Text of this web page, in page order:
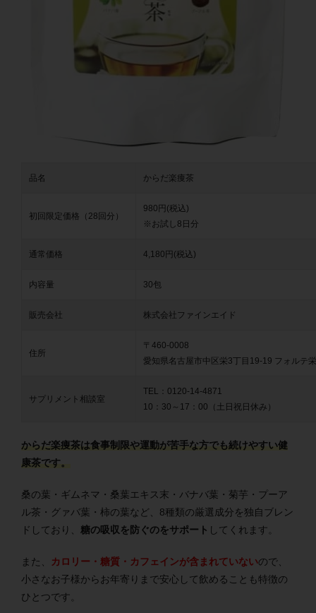
品名 からだ楽痩茶
初回限定価格（28回分）
980円(税込)
※お試し8日分
通常価格 4,180円(税込)
内容量 30包
販売会社 株式会社ファインエイド
住所
〒460-0008
愛知県名古屋市中区栄3丁目19-19 フォルテ
サプリメント相談室
TEL：0120-14-4871
10：30～17：00（土日祝日休み）
からだ楽痩茶は食事制限や運動が苦手な方でも続けやすい健
康茶です。
桑の葉・ギムネマ・桑葉エキス末・バナバ葉・菊芋・プーア
ル茶・グァバ葉・柿の葉など、8種類の厳選成分を独自ブレン
ドしており、 糖の吸収を防ぐのをサポート してくれます。
また、 カロリー・糖質・カフェインが含まれていないので、
小さなお子様からお年寄りまで安心して飲めることも特徴の
ひとつです。